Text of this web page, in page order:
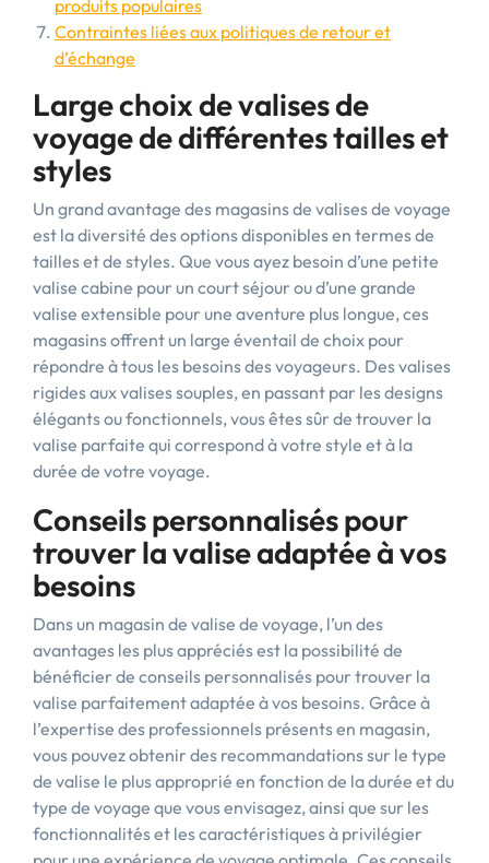
produits populaires
Contraintes liées aux politiques de retour et
d’échange
Large choix de valises de
voyage de différentes tailles et
styles
Un grand avantage des magasins de valises de voyage
est la diversité des options disponibles en termes de
tailles et de styles. Que vous ayez besoin d’une petite
valise cabine pour un court séjour ou d’une grande
valise extensible pour une aventure plus longue, ces
magasins offrent un large éventail de choix pour
répondre à tous les besoins des voyageurs. Des valises
rigides aux valises souples, en passant par les designs
élégants ou fonctionnels, vous êtes sûr de trouver la
valise parfaite qui correspond à votre style et à la
durée de votre voyage.
Conseils personnalisés pour
trouver la valise adaptée à vos
besoins
Dans un magasin de valise de voyage, l’un des
avantages les plus appréciés est la possibilité de
bénéficier de conseils personnalisés pour trouver la
valise parfaitement adaptée à vos besoins. Grâce à
l’expertise des professionnels présents en magasin,
vous pouvez obtenir des recommandations sur le type
de valise le plus approprié en fonction de la durée et du
type de voyage que vous envisagez, ainsi que sur les
fonctionnalités et les caractéristiques à privilégier